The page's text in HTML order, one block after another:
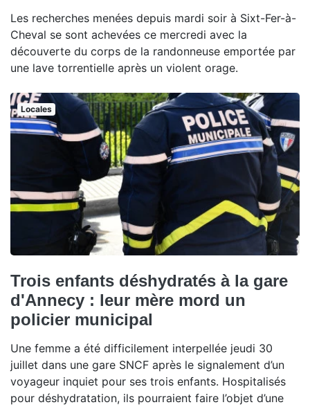
Les recherches menées depuis mardi soir à Sixt-Fer-à-
Cheval se sont achevées ce mercredi avec la
découverte du corps de la randonneuse emportée par
une lave torrentielle après un violent orage.
Locales
Trois enfants déshydratés à la gare
d'Annecy : leur mère mord un
policier municipal
Une femme a été difficilement interpellée jeudi 30
juillet dans une gare SNCF après le signalement d’un
voyageur inquiet pour ses trois enfants. Hospitalisés
pour déshydratation, ils pourraient faire l’objet d’une